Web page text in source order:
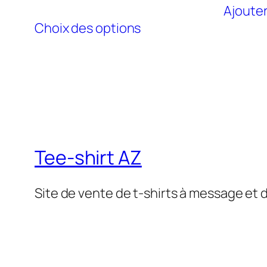
Choix des optionsproduit
être
sur
Tee-shirt AZ
Site de vente de t-shirts à message et